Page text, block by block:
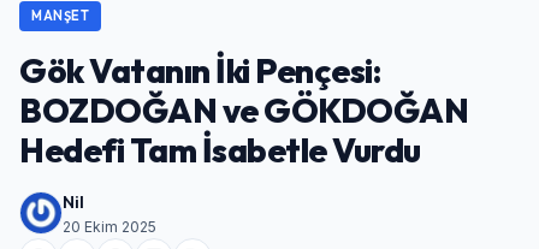
MANŞET
Gök Vatanın İki Pençesi:
BOZDOĞAN ve GÖKDOĞAN
Hedefi Tam İsabetle Vurdu
Nil
20 Ekim 2025